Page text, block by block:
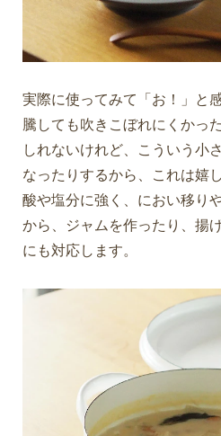
実際に使ってみて「お！」と
騰しても吹きこぼれにくかっ
しれないけれど、こういう小
なったりするから、これは嬉
酸や塩分に強く、におい移り
から、ジャムを作ったり、揚
にも対応します。